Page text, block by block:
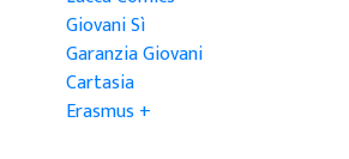
Giovani Sì
Garanzia Giovani
Cartasia
Erasmus +